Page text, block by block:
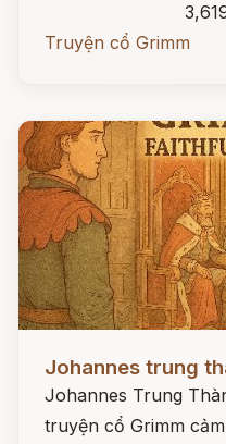
Truyện cổ Grimm
Johannes trung
Johannes Trung
truyện cổ Grimm